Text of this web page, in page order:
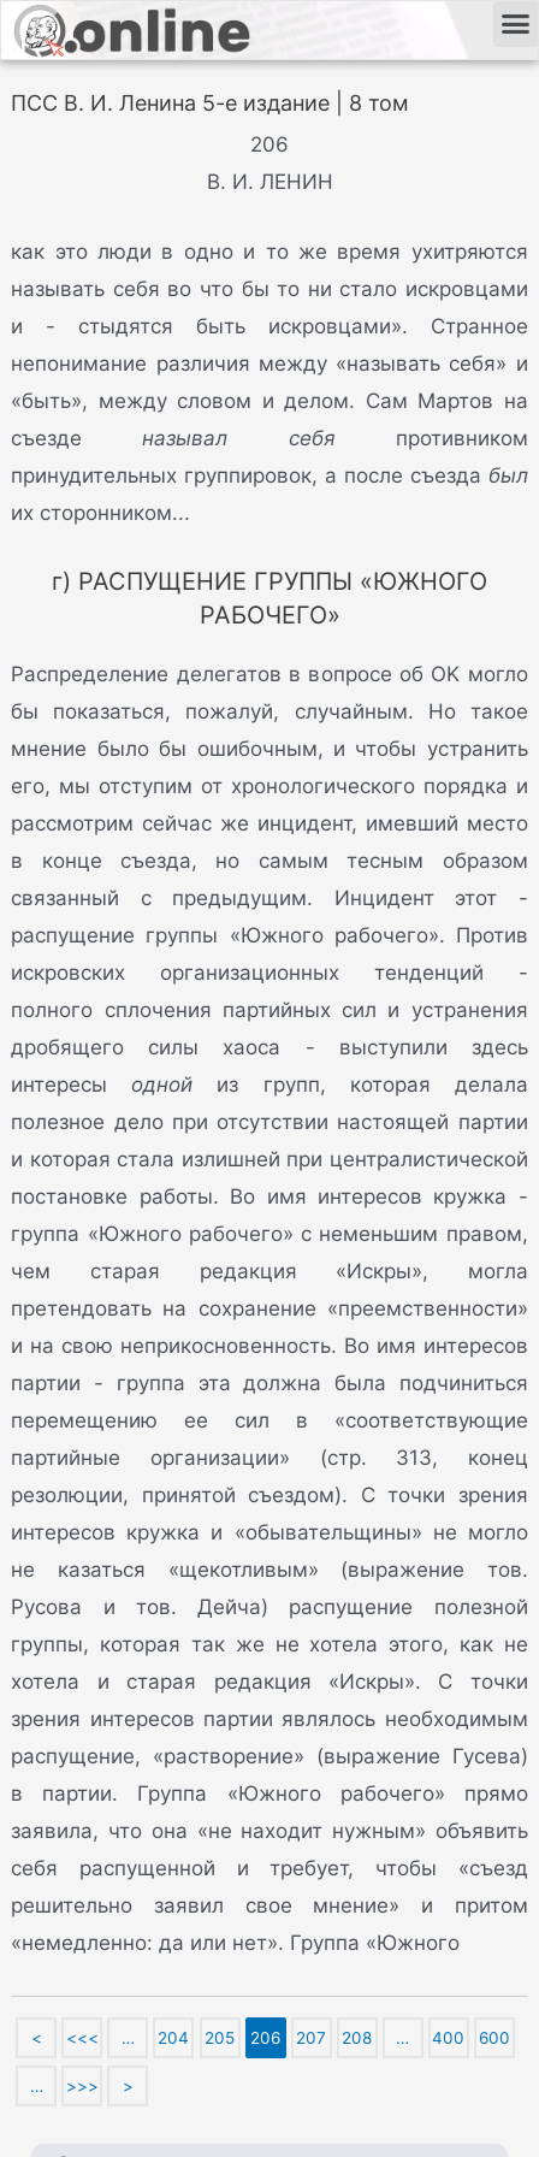
ПСС В. И. Ленина 5-е издание | 8 том
206
В. И. ЛЕНИН
как это люди в одно и то же время ухитряются
называть себя во что бы то ни стало искровцами
и - стыдятся быть искровцами». Странное
непонимание различия между «называть себя» и
«быть», между словом и делом. Сам Мартов на
съезденазывал себя противником
принудительных группировок, а после съезда был
их сторонником...
г) РАСПУЩЕНИЕ ГРУППЫ «ЮЖНОГО
РАБОЧЕГО»
Распределение делегатов в вопросе об OK могло
бы показаться, пожалуй, случайным. Но такое
мнение было бы ошибочным, и чтобы устранить
его, мы отступим от хронологического порядка и
рассмотрим сейчас же инцидент, имевший место
в конце съезда, но самым тесным образом
связанный с предыдущим. Инцидент этот -
распущение группы «Южного рабочего». Против
искровских организационных тенденций -
полного сплочения партийных сил и устранения
дробящего силы хаоса - выступили здесь
интересыодной из групп, которая делала
полезное дело при отсутствии настоящей партии
и которая стала излишней при централистической
постановке работы. Во имя интересов кружка -
группа «Южного рабочего» с неменьшим правом,
чем старая редакция «Искры», могла
претендовать на сохранение «преемственности»
и на свою неприкосновенность. Во имя интересов
партии - группа эта должна была подчиниться
перемещению ее сил в «соответствующие
партийные организации» (стр. 313, конец
резолюции, принятой съездом). С точки зрения
интересов кружка и «обывательщины» не могло
не казаться «щекотливым» (выражение тов.
Русова и тов. Дейча) распущение полезной
группы, которая так же не хотела этого, как не
хотела и старая редакция «Искры». С точки
зрения интересов партии являлось необходимым
распущение, «растворение» (выражение Гусева)
в партии. Группа «Южного рабочего» прямо
заявила, что она «не находит нужным» объявить
себя распущенной и требует, чтобы «съезд
решительно заявил свое мнение» и притом
«немедленно: да или нет». Группа «Южного
< <<< … 204 205 206 207 208 … 400 600
… >>> >